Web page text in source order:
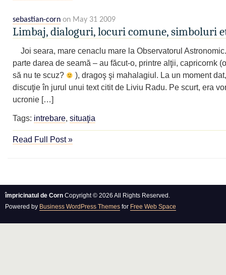
sebastian-corn on May 31 2009
Limbaj, dialoguri, locuri comune, simboluri
Joi seara, mare cenaclu mare la Observatorul
parte darea de seamă – au făcut-o, printre alţii, capricornk
să nu te scuz?
), dragoş şi mahalagiul. La un moment
discuţie în jurul unui text citit de Liviu Radu. Pe scurt, era
ucronie […]
Tags: intrebare situaţia
Read Full Post »
împricinatul de Corn Copyright © 2026 All Rights Reserved.
Powered by Business WordPress Themes for Free Web Space